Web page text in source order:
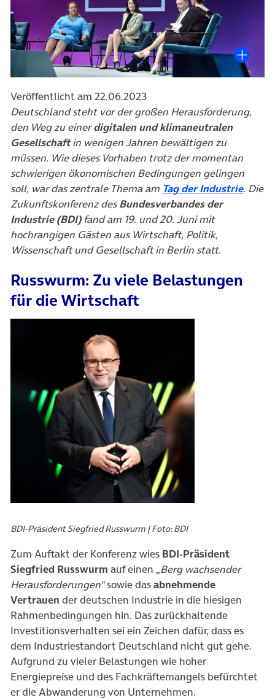
Veröffentlicht am 22.06.2023
Deutschland steht vor der großen Herausforderung,
den Weg zu einerdigitalen und klimaneutralen
Gesellschaftin wenigen Jahren bewältigen zu
müssen. Wie dieses Vorhaben trotz der momentan
schwierigen ökonomischen Bedingungen gelingen
soll, war das zentrale Thema am Tag der Industrie. Die
Zukunftskonferenz desBundesverbandes der
Industrie (BDI)fand am 19. und 20. Juni mit
hochrangigen Gästen aus Wirtschaft, Politik,
Wissenschaft und Gesellschaft in Berlin statt.
Russwurm: Zu viele Belastungen
für die Wirtschaft
BDI-Präsident Siegfried Russwurm | Foto: BDI
Zum Auftakt der Konferenz wies BDI-Präsident
Siegfried Russwurm auf einen „Berg wachsender
Herausforderungen“sowie dasabnehmende
Vertrauen der deutschen Industrie in die hiesigen
Rahmenbedingungen hin. Das zurückhaltende
Investitionsverhalten sei ein Zeichen dafür, dass es
dem Industriestandort Deutschland nicht gut gehe.
Aufgrund zu vieler Belastungen wie hoher
Energiepreise und des Fachkräftemangels befürchtet
er die Abwanderung von Unternehmen.